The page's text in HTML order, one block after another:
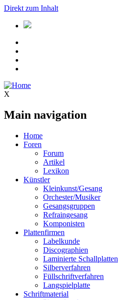
Direkt zum Inhalt
X
Main navigation
Home
Foren
Forum
Artikel
Lexikon
Künstler
Kleinkunst/Gesang
Orchester/Musiker
Gesangsgruppen
Refraingesang
Komponisten
Plattenfirmen
Labelkunde
Discographien
Laminierte Schallplatten
Silberverfahren
Füllschriftverfahren
Langspielplatte
Schriftmaterial